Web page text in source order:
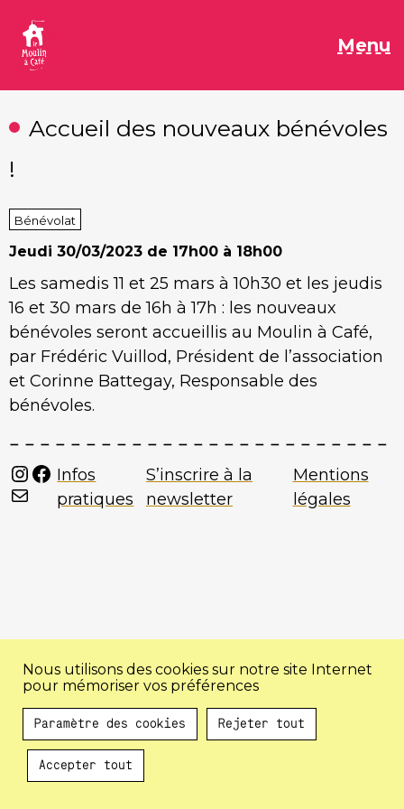
contenu
Menu
Accueil des nouveaux bénévoles
!
Bénévolat
Jeudi 30/03/2023 de 17h00 à 18h00
Les samedis 11 et 25 mars à 10h30 et les jeudis
16 et 30 mars de 16h à 17h : les nouveaux
bénévoles seront accueillis au Moulin à Café,
par Frédéric Vuillod, Président de l’association
et Corinne Battegay, Responsable des
bénévoles.
Instagram
Facebook
Mail
Infos
pratiques
S’inscrire à la
newsletter
Mentions
légales
Au programme !
Nous utilisons des cookies sur notre site Internet
pour mémoriser vos préférences
Paramètre des cookies Rejeter tout
Accepter tout